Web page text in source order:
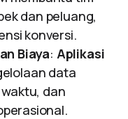
dan peluang,
konversi.
Biaya: Aplikasi
data
dan